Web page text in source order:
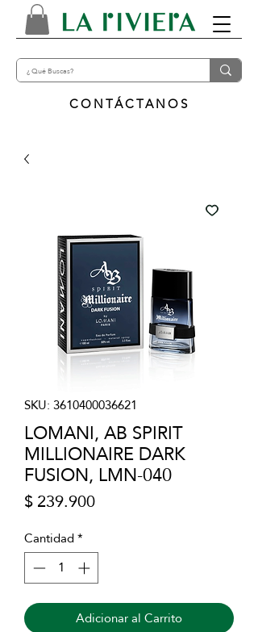
CONTÁCTANOS
SKU: 3610400036621
LOMANI, AB SPIRIT
MILLIONAIRE DARK
FUSION, LMN-040
$ 239.900Precio
Cantidad*
Adicionar al Carrito